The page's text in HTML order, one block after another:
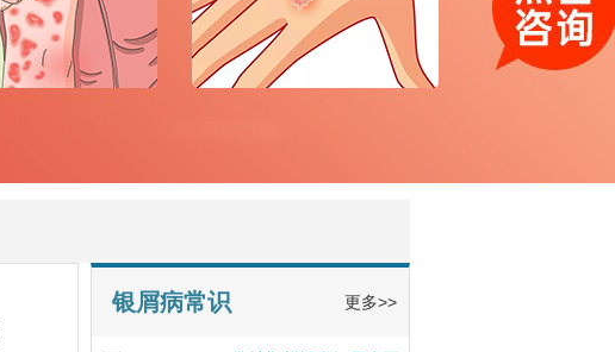
银屑病常识 更多>>